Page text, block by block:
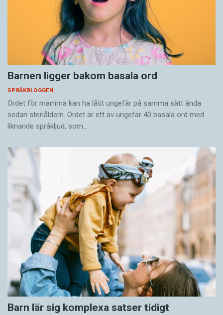
Barnen ligger bakom basala ord
SPRÅKBLOGGEN
Ordet för mamma kan ha låtit ungefär på samma sätt ända
sedan stenåldern. Ordet är ett av ungefär 40 basala ord med
liknande språkljud, som…
Barn lär sig komplexa satser tidigt